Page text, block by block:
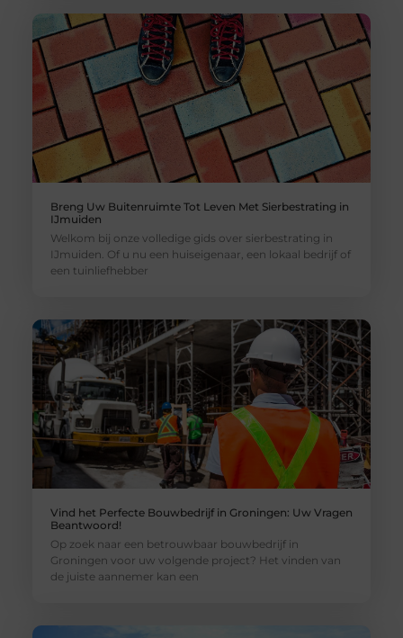
Breng Uw Buitenruimte Tot Leven Met Sierbestrating in
IJmuiden
Welkom bij onze volledige gids over sierbestrating in
IJmuiden. Of u nu een huiseigenaar, een lokaal bedrijf of
een tuinliefhebber
Vind het Perfecte Bouwbedrijf in Groningen: Uw Vragen
Beantwoord!
Op zoek naar een betrouwbaar bouwbedrijf in
Groningen voor uw volgende project? Het vinden van
de juiste aannemer kan een